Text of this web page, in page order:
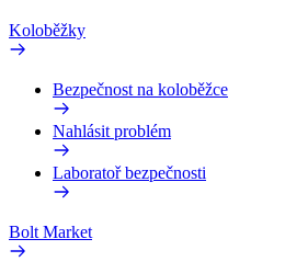
Koloběžky
Bezpečnost na koloběžce
Nahlásit problém
Laboratoř bezpečnosti
Bolt Market